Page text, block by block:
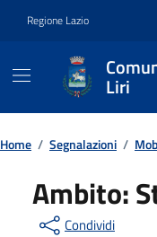
Regione Lazio
Liri
Contenuti in
Home / Segnalazioni /
Ambito:
Condividi